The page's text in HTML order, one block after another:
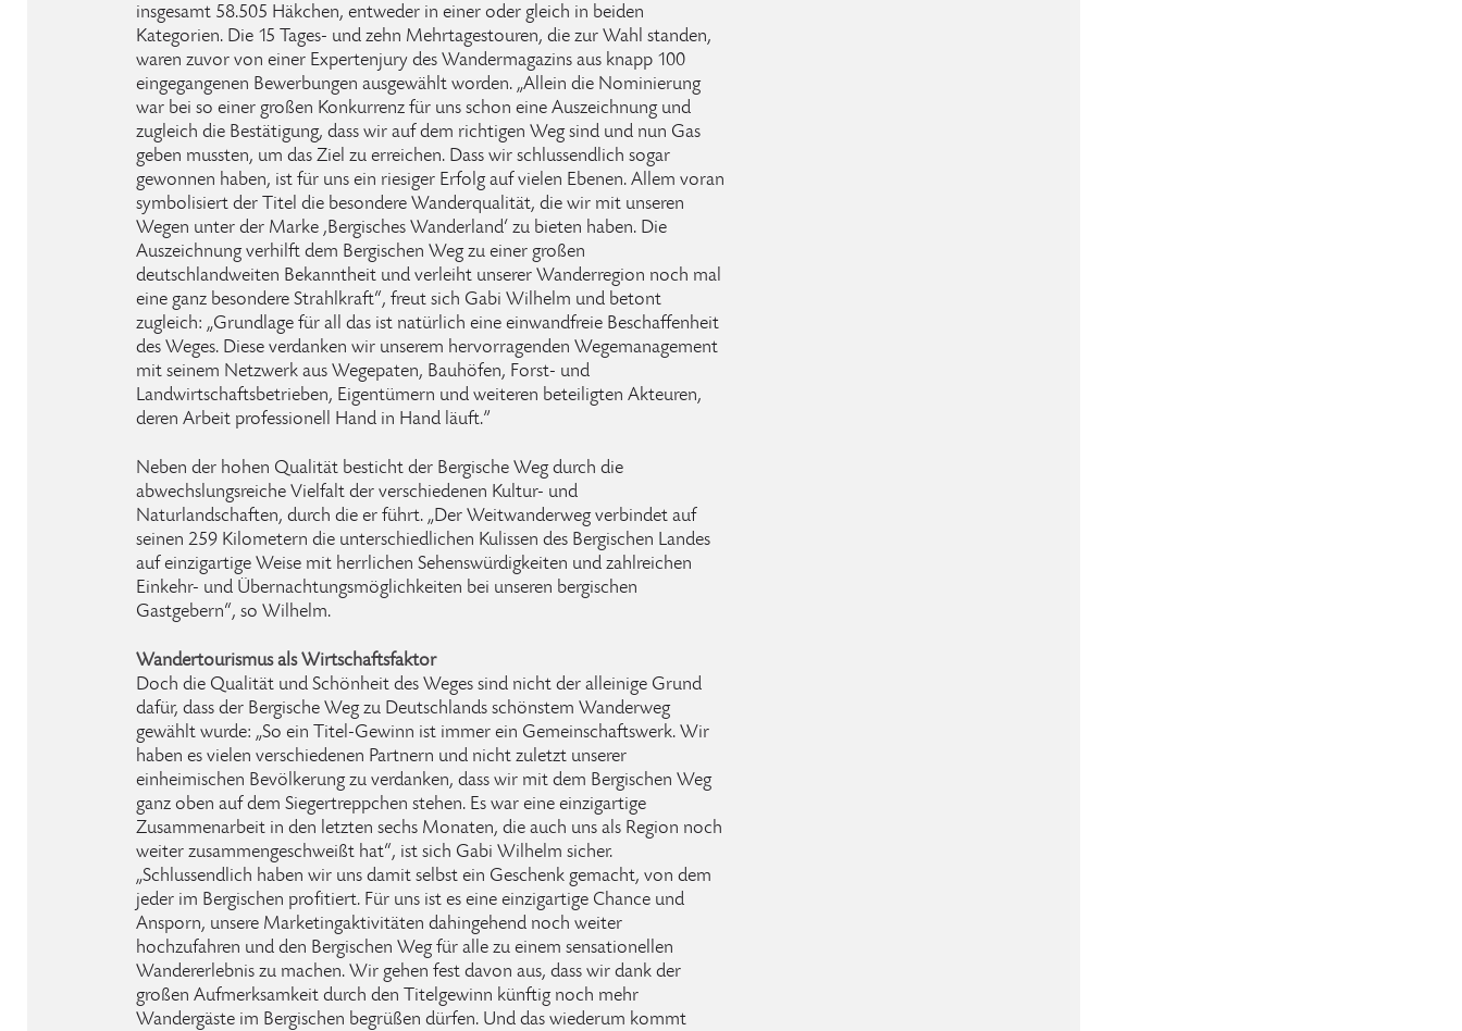
insgesamt 58.505 Häkchen, entweder in einer oder gleich in beiden
Kategorien. Die 15 Tages- und zehn Mehrtagestouren, die zur Wahl standen,
waren zuvor von einer Expertenjury des Wandermagazins aus knapp 100
eingegangenen Bewerbungen ausgewählt worden. „Allein die Nominierung
war bei so einer großen Konkurrenz für uns schon eine Auszeichnung und
zugleich die Bestätigung, dass wir auf dem richtigen Weg sind und nun Gas
geben mussten, um das Ziel zu erreichen. Dass wir schlussendlich sogar
gewonnen haben, ist für uns ein riesiger Erfolg auf vielen Ebenen. Allem voran
symbolisiert der Titel die besondere Wanderqualität, die wir mit unseren
Wegen unter der Marke ‚Bergisches Wanderland‘ zu bieten haben. Die
Auszeichnung verhilft dem Bergischen Weg zu einer großen
deutschlandweiten Bekanntheit und verleiht unserer Wanderregion noch mal
eine ganz besondere Strahlkraft“, freut sich Gabi Wilhelm und betont
zugleich: „Grundlage für all das ist natürlich eine einwandfreie Beschaffenheit
des Weges. Diese verdanken wir unserem hervorragenden Wegemanagement
mit seinem Netzwerk aus Wegepaten, Bauhöfen, Forst- und
Landwirtschaftsbetrieben, Eigentümern und weiteren beteiligten Akteuren,
deren Arbeit professionell Hand in Hand läuft.”
Neben der hohen Qualität besticht der Bergische Weg durch die
abwechslungsreiche Vielfalt der verschiedenen Kultur- und
Naturlandschaften, durch die er führt. „Der Weitwanderweg verbindet auf
seinen 259 Kilometern die unterschiedlichen Kulissen des Bergischen Landes
auf einzigartige Weise mit herrlichen Sehenswürdigkeiten und zahlreichen
Einkehr- und Übernachtungsmöglichkeiten bei unseren bergischen
Gastgebern“, so Wilhelm.
Wandertourismus als Wirtschaftsfaktor
Doch die Qualität und Schönheit des Weges sind nicht der alleinige Grund
dafür, dass der Bergische Weg zu Deutschlands schönstem Wanderweg
gewählt wurde: „So ein Titel-Gewinn ist immer ein Gemeinschaftswerk. Wir
haben es vielen verschiedenen Partnern und nicht zuletzt unserer
einheimischen Bevölkerung zu verdanken, dass wir mit dem Bergischen Weg
ganz oben auf dem Siegertreppchen stehen. Es war eine einzigartige
Zusammenarbeit in den letzten sechs Monaten, die auch uns als Region noch
weiter zusammengeschweißt hat“, ist sich Gabi Wilhelm sicher.
„Schlussendlich haben wir uns damit selbst ein Geschenk gemacht, von dem
jeder im Bergischen profitiert. Für uns ist es eine einzigartige Chance und
Ansporn, unsere Marketingaktivitäten dahingehend noch weiter
hochzufahren und den Bergischen Weg für alle zu einem sensationellen
Wandererlebnis zu machen. Wir gehen fest davon aus, dass wir dank der
großen Aufmerksamkeit durch den Titelgewinn künftig noch mehr
Wandergäste im Bergischen begrüßen dürfen. Und das wiederum kommt